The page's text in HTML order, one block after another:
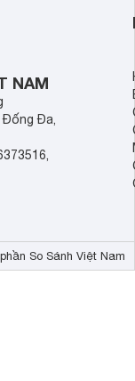
NAM
Đống Đa,
So Sánh Việt Nam